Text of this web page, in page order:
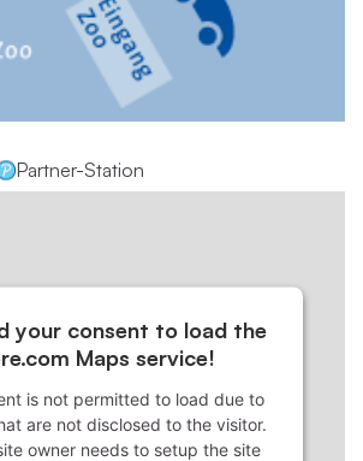
Partner-Station
your consent to load the
Maps service!
is not permitted to load due to
are not disclosed to the visitor.
owner needs to setup the site